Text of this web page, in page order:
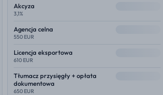
Akcyza
3,1%
Agencja celna
550 EUR
Licencja eksportowa
610 EUR
Tłumacz przysięgły + opłata
dokumentowa
650 EUR